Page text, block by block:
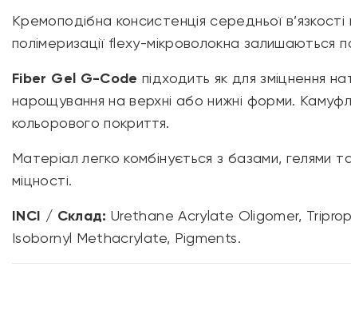
Кремоподібна консистенція середньої
полімеризації flexy-мікроволокна
Fiber Gel G-Code підходить як для зміцнення
нарощування на верхні або нижні форми.
кольорового покриття.
Матеріал легко комбінується з базами, гелями
міцності.
INCI / Склад: Urethane Acrylate Oligomer,
Isobornyl Methacrylate, Pigments.